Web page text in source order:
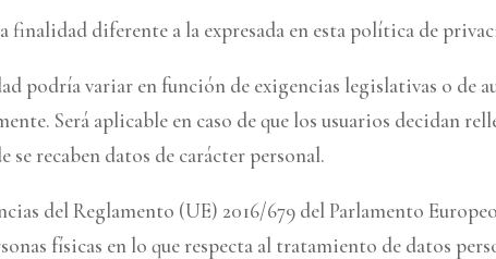
finalidad diferente a la expresada en esta política de
podría variar en función de exigencias legislativas o de
Será aplicable en caso de que los usuarios decidan
recaben datos de carácter personal.
del Reglamento (UE) 2016/679 del Parlamento
físicas en lo que respecta al tratamiento de datos